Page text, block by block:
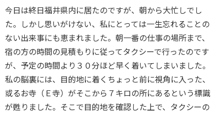
今日は終日福井県内に居たのですが、朝から大忙しでし
た。しかし思いがけない、私にとっては一生忘れることの
ない出来事にも恵まれました。朝一番の仕事の場所まで、
宿の方の時間の見積もりに従ってタクシーで行ったのです
が、予定の時間より３０分ほど早く着いてしまいました。
私の脳裏には、目的地に着くちょっと前に視角に入った、
或るお寺（Ｅ寺）がそこから７キロの所にあるという標識
が甦りました。そこで目的地を確認した上で、タクシーの